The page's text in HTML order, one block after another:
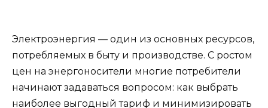
Электроэнергия — один из основных ресурсов,
потребляемых в быту и производстве. С ростом
цен на энергоносители многие потребители
начинают задаваться вопросом: как выбрать
наиболее выгодный тариф и минимизировать